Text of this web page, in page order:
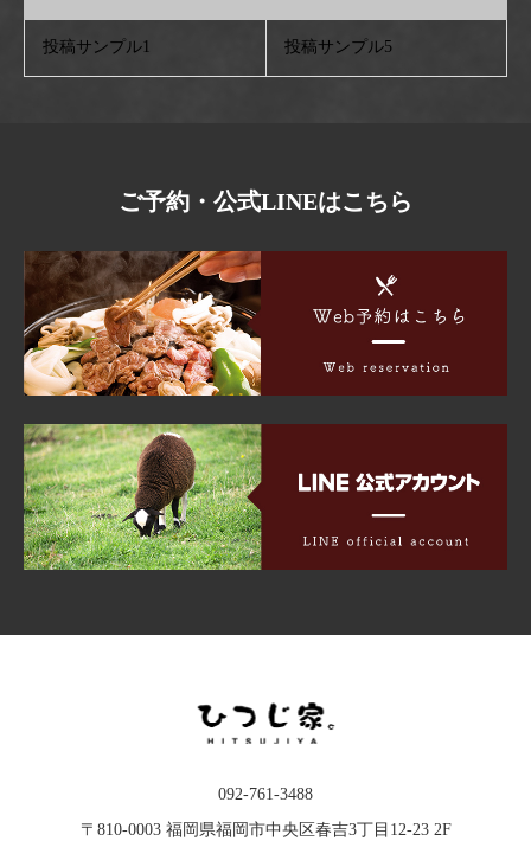
投稿サンプル1 投稿サンプル5
ご予約・公式LINEはこちら
092-761-3488
〒810-0003 福岡県福岡市中央区春吉3丁目12-23 2F